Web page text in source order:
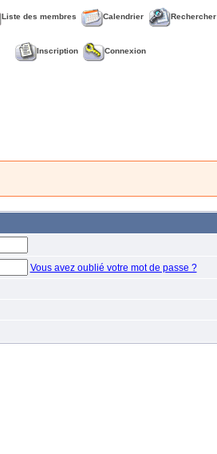
Liste des membres Calendrier Rechercher
Inscription Connexion
Vous avez oublié votre mot de passe ?